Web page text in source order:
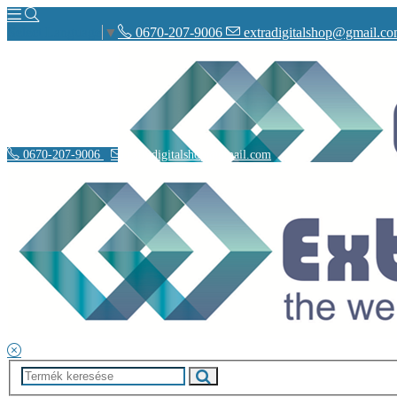
▼ 0670-207-9006
Rólunk
Elérhetőségeink
Vásárlás
Szállítás
Adatvédelmi nyilatkozat
Á.SZ.F.
0670-207-9006 extradigitalshop@gmail.com